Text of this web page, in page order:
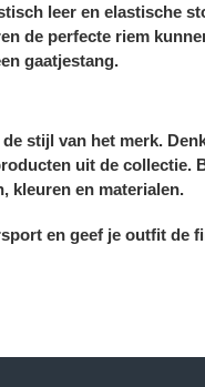
leer en elastische
de perfecte riem
gaatjestang.
stijl van het merk.
uit de collectie.
kleuren en materialen.
en geef je outfit de